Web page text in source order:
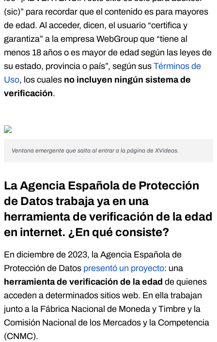
(sic)” para recordar que el contenido es para mayores
de edad. Al acceder, dicen, el usuario “certifica y
garantiza” a la empresa WebGroup que “tiene al
menos 18 años o es mayor de edad según las leyes de
su estado, provincia o país”, según sus Términos de
Uso, los cuales no incluyen ningún sistema de
verificación.
Ventana emergente que salta al entrar a la página de XVideos.
La Agencia Española de Protección
de Datos trabaja ya en una
herramienta de verificación de la edad
en internet. ¿En qué consiste?
En diciembre de 2023, la Agencia Española de
Protección de Datos presentó un proyecto: una
herramienta de verificación de la edad de quienes
acceden a determinados sitios web. En ella trabajan
junto a la Fábrica Nacional de Moneda y Timbre y la
Comisión Nacional de los Mercados y la Competencia
(CNMC).